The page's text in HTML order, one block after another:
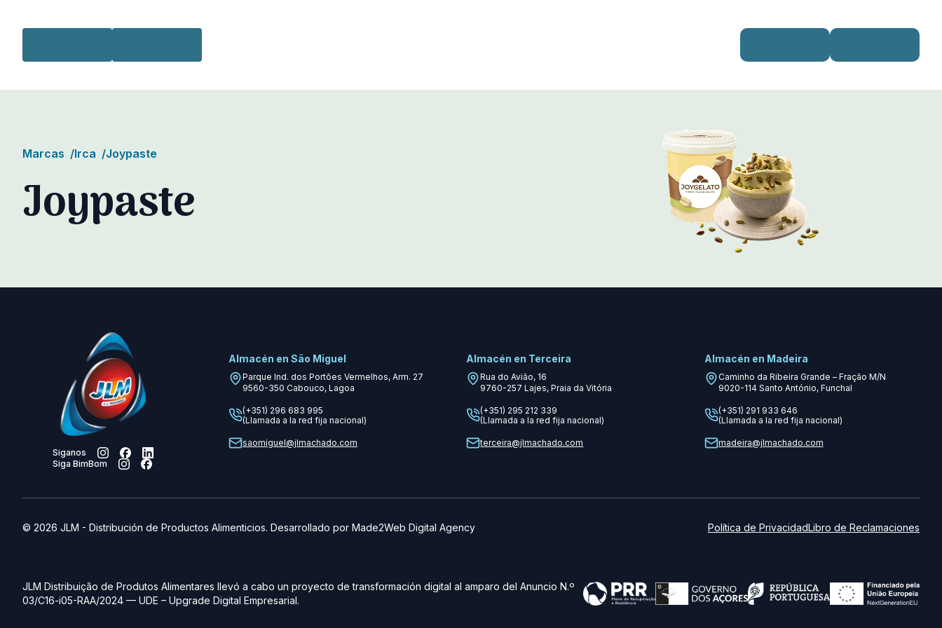
Marcas /Irca /Joypaste
Joypaste
Siganos
Siga BimBom
Almacén en São Miguel
Parque Ind. dos Portões Vermelhos, Arm. 27
9560-350 Cabouco, Lagoa
(+351) 296 683 995
(Llamada a la red fija nacional)
saomiguel@jlmachado.com
Almacén en Terceira
Rua do Avião, 16
9760-257 Lajes, Praia da Vitória
(+351) 295 212 339
(Llamada a la red fija nacional)
terceira@jlmachado.com
Almacén en Madeira
Caminho da Ribeira Grande – Fração M/N
9020-114 Santo António, Funchal
(+351) 291 933 646
(Llamada a la red fija nacional)
madeira@jlmachado.com
© 2026 JLM - Distribución de Productos Alimenticios. Desarrollado por Made2Web Digital Agency Política de PrivacidadLibro de Reclamaciones
JLM Distribuição de Produtos Alimentares llevó a cabo un proyecto de transformación digital al amparo del Anuncio N.º
03/C16-i05-RAA/2024 — UDE – Upgrade Digital Empresarial.